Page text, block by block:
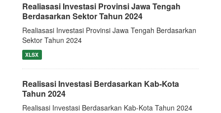
Realiasasi Investasi Provinsi Jawa Tengah
Berdasarkan Sektor Tahun 2024
Realiasasi Investasi Provinsi Jawa Tengah Berdasarkan
Sektor Tahun 2024
XLSX
Realisasi Investasi Berdasarkan Kab-Kota
Tahun 2024
Realisasi Investasi Berdasarkan Kab-Kota Tahun 2024